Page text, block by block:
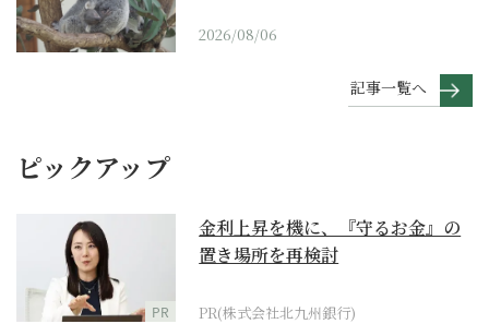
2026/08/06
記事一覧へ
ピックアップ
PR
金利上昇を機に、『守るお金』の
置き場所を再検討
PR(株式会社北九州銀行)